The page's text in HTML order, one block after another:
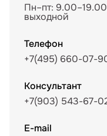
Пн–пт:
выходной
Телефон
+7(495) 660-07-
Консультант
+7(903) 543-67-
E-mail